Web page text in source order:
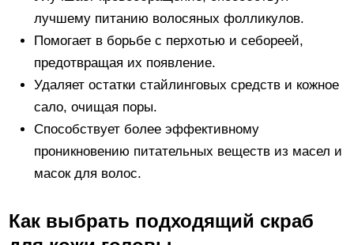
лучшему питанию волосяных фолликулов.
Помогает в борьбе с перхотью и себореей,
предотвращая их появление.
Удаляет остатки стайлинговых средств и кожное
сало, очищая поры.
Способствует более эффективному
проникновению питательных веществ из масел и
масок для волос.
Как выбрать подходящий скраб